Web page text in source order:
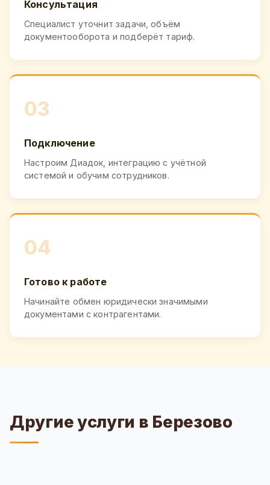
Консультация
Специалист уточнит задачи, объём
документооборота и подберёт тариф.
03
Подключение
Настроим Диадок, интеграцию с учётной
системой и обучим сотрудников.
04
Готово к работе
Начинайте обмен юридически значимыми
документами с контрагентами.
Другие услуги в Березово